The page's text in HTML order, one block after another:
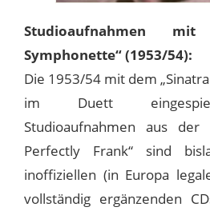
Studioaufnahmen
Symphonette“ (1953/54):
Die 1953/54 mit dem
im Duett
Studioaufnahmen aus der
Perfectly Frank“ sind
inoffiziellen (in Europa
vollständig ergänzenden